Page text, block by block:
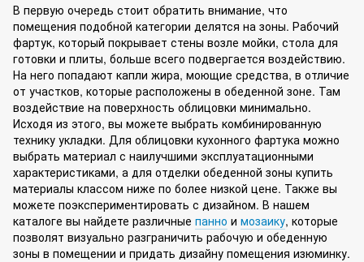
В первую очередь стоит обратить внимание, что
помещения подобной категории делятся на зоны. Рабочий
фартук, который покрывает стены возле мойки, стола для
готовки и плиты, больше всего подвергается воздействию.
На него попадают капли жира, моющие средства, в отличие
от участков, которые расположены в обеденной зоне. Там
воздействие на поверхность облицовки минимально.
Исходя из этого, вы можете выбрать комбинированную
технику укладки. Для облицовки кухонного фартука можно
выбрать материал с наилучшими эксплуатационными
характеристиками, а для отделки обеденной зоны купить
материалы классом ниже по более низкой цене. Также вы
можете поэкспериментировать с дизайном. В нашем
каталоге вы найдете различные панно и мозаику, которые
позволят визуально разграничить рабочую и обеденную
зоны в помещении и придать дизайну помещения изюминку.